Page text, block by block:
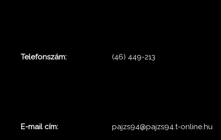
Telefonszám: (46) 449-213
E-mail cím: pajzs94@pajzs94.t-online.hu